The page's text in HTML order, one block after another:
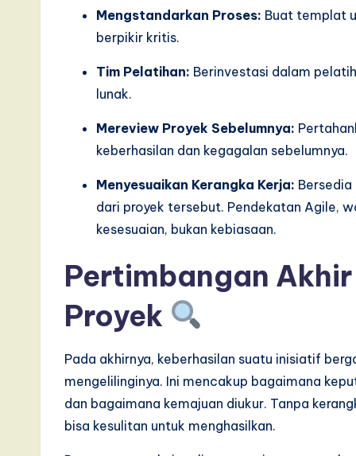
Mengstandarkan Proses: Buat templat
berpikir kritis.
Tim Pelatihan: Berinvestasi dalam
lunak.
Mereview Proyek Sebelumnya:
keberhasilan dan kegagalan sebelumnya.
Menyesuaikan Kerangka Kerja:
dari proyek tersebut. Pendekatan Agile,
kesesuaian, bukan kebiasaan.
Pertimbangan
Proyek
Pada akhirnya, keberhasilan suatu inisiatif
mengelilinginya. Ini mencakup bagaimana
dan bagaimana kemajuan diukur. Tanpa
bisa kesulitan untuk menghasilkan.